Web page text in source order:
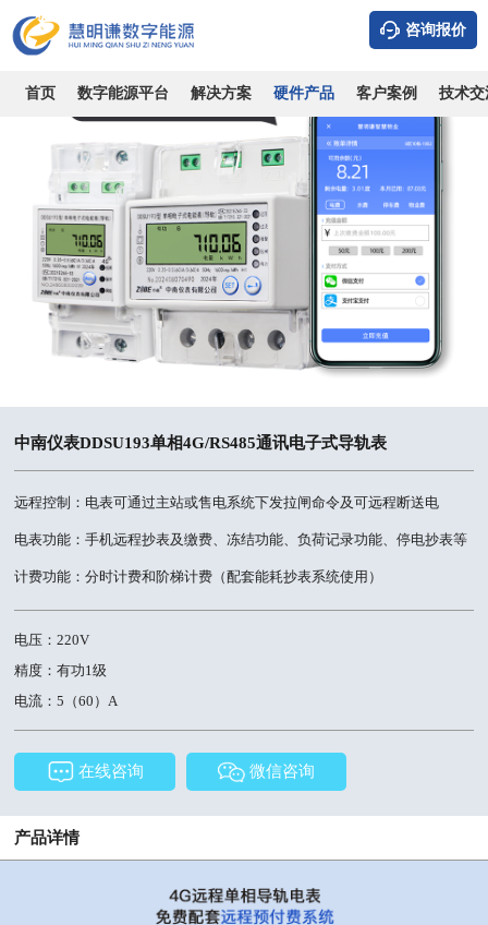
咨询报价
首页 数字能源平台 解决方案 硬件产品 客户案例 技术交
中南仪表DDSU193单相4G/RS485通讯电子式导轨表
远程控制：电表可通过主站或售电系统下发拉闸命令及可远程断送电
电表功能：手机远程抄表及缴费、冻结功能、负荷记录功能、停电抄表等
计费功能：分时计费和阶梯计费（配套能耗抄表系统使用）
电压：220V
精度：有功1级
电流：5（60）A
在线咨询 微信咨询
产品详情